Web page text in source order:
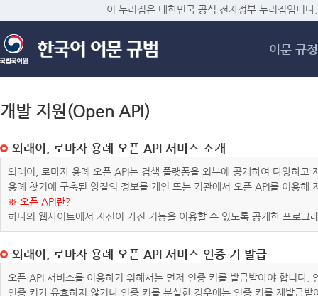
메
이 누리집은 대한민국 공식 전자정부 누리집입니다.
어문 규정
개발 지원(Open API)
외래어, 로마자 용례 오픈 API 서비스 소개
외래어, 로마자 용례 오픈 API는 검색 플랫폼을 외부에 공개하여 다양하
용례 찾기에 구축된 양질의 정보를 개인 또는 기관에서 오픈 API를 이용해
※ 오픈 API란?
하나의 웹사이트에서 자신이 가진 기능을 이용할 수 있도록 공개한 프로그
외래어, 로마자 용례 오픈 API 서비스 인증 키 발급
오픈 API 서비스를 이용하기 위해서는 먼저 인증 키를 발급받아야 합니다
인증 키가 유효하지 않거나 인증 키를 분실한 경우에는 인증 키를 재발급받